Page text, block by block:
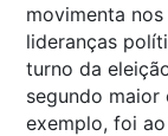
movimenta
lideranças
turno da
segundo
exemplo, foi